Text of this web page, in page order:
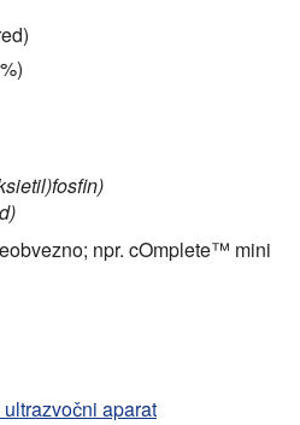
npr. cOmplete™ mini
aparat